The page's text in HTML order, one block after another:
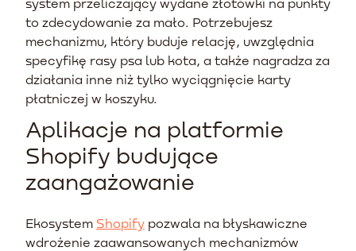
to zdecydowanie za mało. Potrzebujesz
mechanizmu, który buduje relację, uwzględnia
specyfikę rasy psa lub kota, a także nagradza za
działania inne niż tylko wyciągnięcie karty
płatniczej w koszyku.
Aplikacje na platformie
Shopify budujące
zaangażowanie
Ekosystem Shopify pozwala na błyskawiczne
wdrożenie zaawansowanych mechanizmów